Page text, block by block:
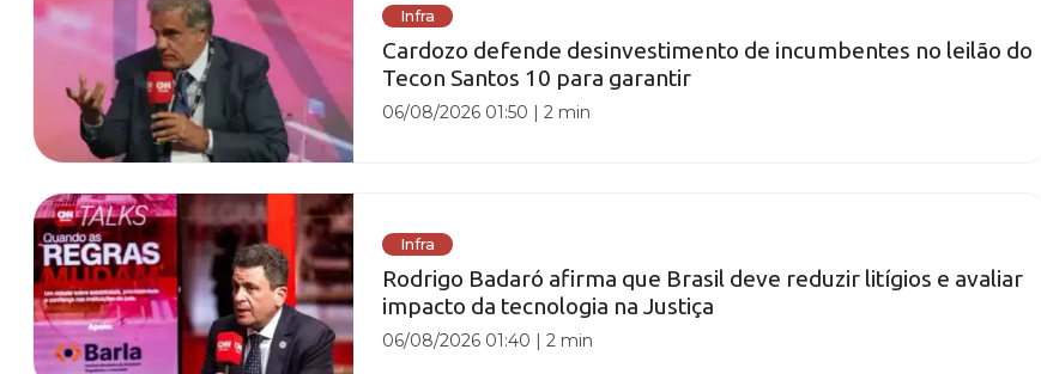
Infra
Cardozo defende desinvestimento de incumbentes no leilão do
Tecon Santos 10 para garantir
06/08/2026 01:50 |2 min
Infra
Rodrigo Badaró afirma que Brasil deve reduzir litígios e avaliar
impacto da tecnologia na Justiça
06/08/2026 01:40 |2 min